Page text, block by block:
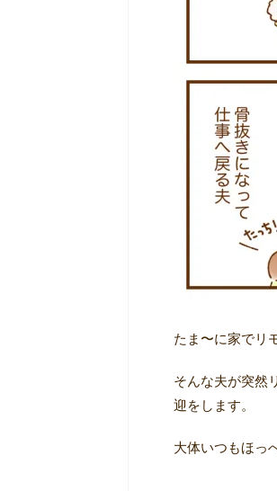
たま〜に家でリ
そんな夫が突然
迎をします。
大体いつもほっ